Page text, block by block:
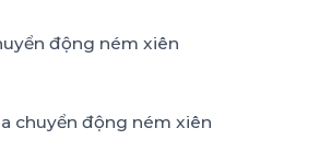
động ném xiên
chuyển động ném xiên